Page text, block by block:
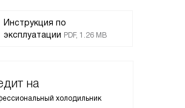
Инструкция по
эксплуатации PDF, 1.26 MB
на
холодильник